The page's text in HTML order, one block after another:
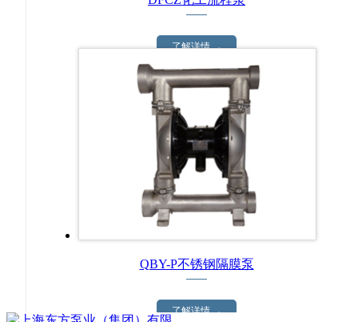
了解详情 →
QBY-P不锈钢隔膜泵
了解详情 →